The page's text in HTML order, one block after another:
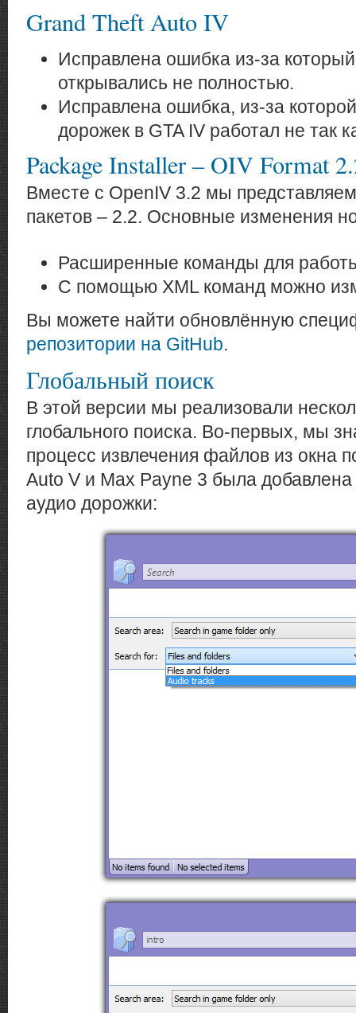
Grand Theft Auto IV
Исправлена ошибка из-за
открывались не полностью.
Исправлена ошибка, из-за
дорожек в GTA IV работал не так
Package Installer – OIV Format
Вместе с OpenIV 3.2 мы
пакетов – 2.2. Основные изменения
Расширенные команды для
С помощью XML команд можно
Вы можете найти обновлённую
репозитории на GitHub.
Глобальный поиск
В этой версии мы реализовали
глобального поиска. Во-первых, мы
процесс извлечения файлов из окна
Auto V и Max Payne 3 была
аудио дорожки: